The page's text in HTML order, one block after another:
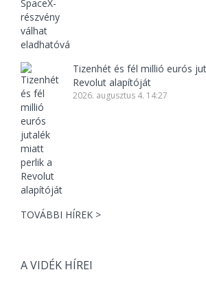
Tizenhét és fél millió eurós
Revolut alapítóját
2026. augusztus 4. 14:27
TOVÁBBI HÍREK >
A VIDÉK HÍREI